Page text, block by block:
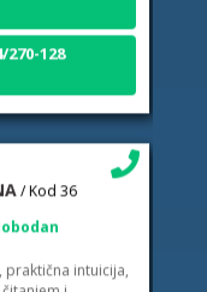
128
intuicija,
i